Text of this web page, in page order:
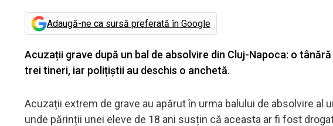
Adaugă-ne ca sursă preferată în Google
Acuzații grave după un bal de absolvire din Cluj-Napoca: o
trei tineri, iar polițiștii au deschis o anchetă.
Acuzații extrem de grave au apărut în urma balului de absolvire al
unde părinții unei eleve de 18 ani susțin că aceasta ar fi fost